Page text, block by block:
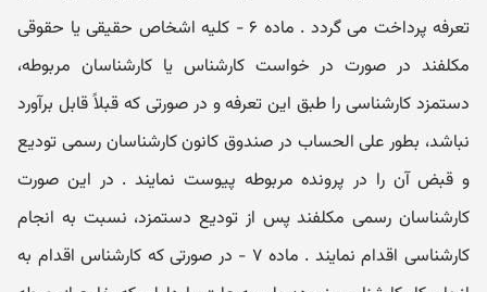
تعرفه پرداخت می گردد . ماده ۶ - کلیه اشخاص حقیقی یا حقوقی
مکلفند در صورت در خواست کارشناس یا کارشناسان مربوطه،
دستمزد کارشناسی را طبق این تعرفه و در صورتی که قبلاً قابل برآورد
نباشد، بطور علی الحساب در صندوق کانون کارشناسان رسمی تودیع
و قبض آن را در پرونده مربوطه پیوست نمایند . در این صورت
کارشناسان رسمی مکلفند پس از تودیع دستمزد، نسبت به انجام
کارشناسی اقدام نمایند . ماده ۷ - در صورتی که کارشناس اقدام به